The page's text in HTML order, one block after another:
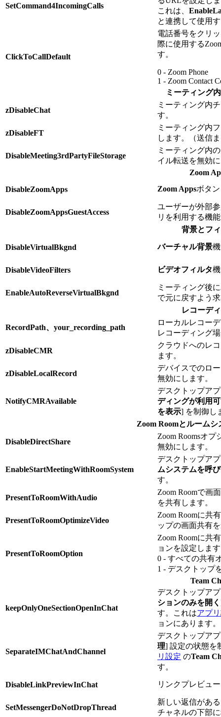
SetCommand4IncomingCalls
これは、
と連携して使用
ClickToCallDefault
電話番号をクリ
際に使用する
す。
0 - Zoom Phone
1 - Zoom Contact
ミーティング
zDisableChat
ミーティング内
す。
zDisableFT
ミーティング内
します。（送信
DisableMeeting3rdPartyFileStorage
ミーティング内
イル転送を無効
Zoom
DisableZoomApps
Zoom Appsボタ
DisableZoomAppsGuestAccess
ユーザーが外部
リを利用する機
背景とフ
DisableVirtualBkgnd バーチャル背景
DisableVideoFilters ビデオフィルタ
EnableAutoReverseVirtualBkgnd
ミーティング後
で元に戻すよう
レコーデ
RecordPath、your_recording_path
ローカルレコー
レコーディング
zDisableCMR
クラウドへのレ
ます。
zDisableLocalRecord
デバイスでのロ
無効にします。
NotifyCMRAvailable
デスクトップア
ディングが利用
を表示] を制御し
Zoom Roomとルーム
DisableDirectShare
Zoom Roomsオ
無効にします。
EnableStartMeetingWithRoomSystem
デスクトップア
ムシステムを呼
す。
PresentToRoomWithAudio
Zoom Roomで画
を共有します。
PresentToRoomOptimizeVideo
Zoom Roomに共
ップの画面共有
PresentToRoomOption
Zoom Roomに共
ョンを設定しま
0 - すべての共有
1 - デスクトップ
Team
keepOnlyOneSectionOpenInChat
デスクトップア
ションのみを開
す。これはアプ
ョンにあります。
SeparateIMChatAndChannel
デスクトップア
理] 設定の状態を
リ設定 のTeam
す。
DisableLinkPreviewInChat リンクプレビュ
SetMessengerDoNotDropThread
新しい返信があ
チャネルの下部